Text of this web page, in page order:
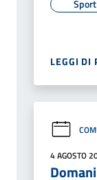
Sport
LEGGI DI
4 AGOSTO